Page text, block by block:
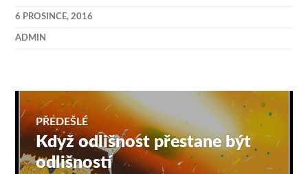
6 PROSINCE, 2016
ADMIN
Navigace
pro
PŘEDEŠLÉ
Předchozí
příspěvek:
Když odlišnost přestane být
odlišností